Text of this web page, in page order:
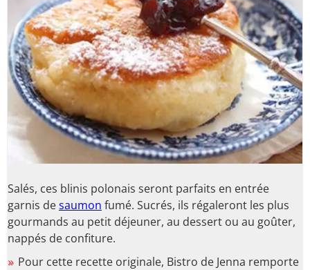
Salés, ces blinis polonais seront parfaits en entrée
garnis desaumon fumé. Sucrés, ils régaleront les plus
gourmands au petit déjeuner, au dessert ou au goûter,
nappés de confiture.
Pour cette recette originale, Bistro de Jenna remporte